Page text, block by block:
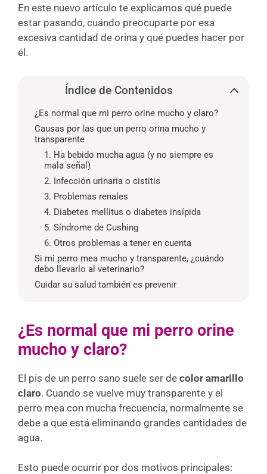
En este nuevo artículo te explicamos qué puede
estar pasando, cuándo preocuparte por esa
excesiva cantidad de orina y qué puedes hacer por
él.
Índice de Contenidos
¿Es normal que mi perro orine mucho y claro?
Causas por las que un perro orina mucho y
transparente
1. Ha bebido mucha agua (y no siempre es
mala señal)
2. Infección urinaria o cistitis
3. Problemas renales
4. Diabetes mellitus o diabetes insípida
5. Síndrome de Cushing
6. Otros problemas a tener en cuenta
Si mi perro mea mucho y transparente, ¿cuándo
debo llevarlo al veterinario?
Cuidar su salud también es prevenir
¿Es normal que mi perro orine
mucho y claro?
El pis de un perro sano suele ser de color amarillo
claro. Cuando se vuelve muy transparente y el
perro mea con mucha frecuencia, normalmente se
debe a que está eliminando grandes cantidades de
agua.
Esto puede ocurrir por dos motivos principales: